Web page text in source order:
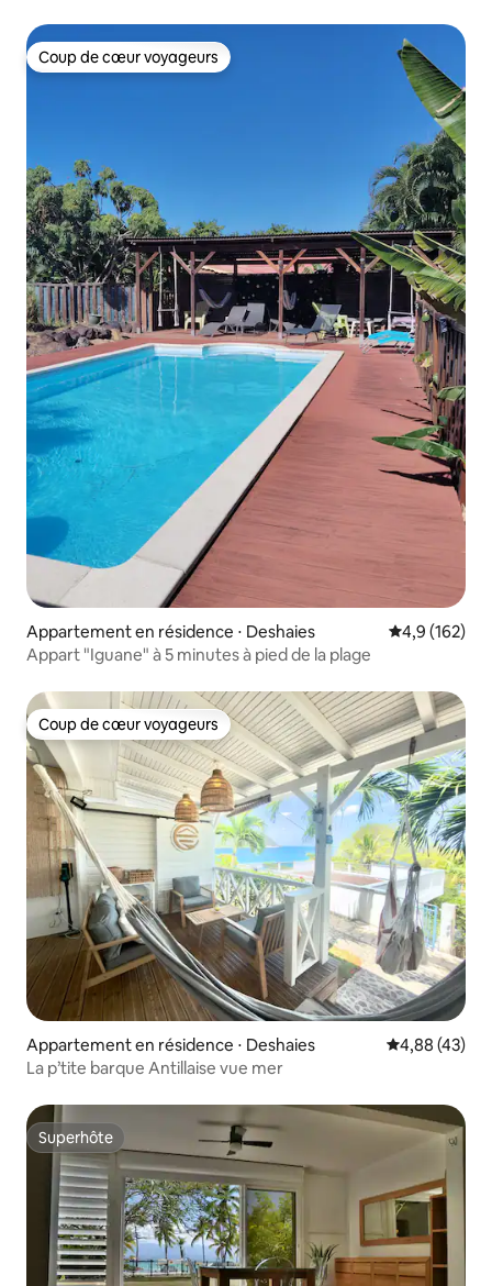
Coup de cœur voyageurs
Coup de cœur voyageurs
Appartement en résidence ⋅ Deshaies Évaluation
4,9 (162)
Appart "Iguane" à 5 minutes à pied de la plage
Coup de cœur voyageurs
Coup de cœur voyageurs
Appartement en résidence ⋅ Deshaies Évaluation
4,88 (43)
La p’tite barque Antillaise vue mer
Superhôte
Superhôte